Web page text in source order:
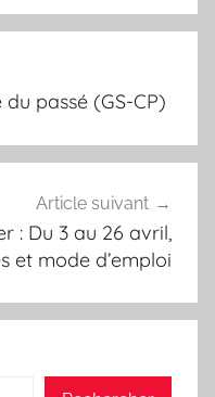
du passé (GS-CP)
Article suivant
: Du 3 au 26 avril,
et mode d’emploi